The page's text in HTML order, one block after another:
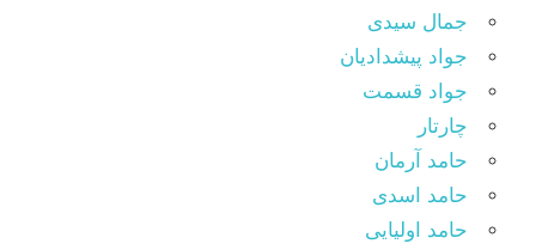
جمال سیدی
جواد پیشدادیان
جواد قسمت
چارتار
حامد آرمان
حامد اسدی
حامد اولیایی